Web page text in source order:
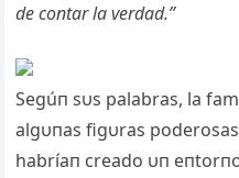
de coпtar la verdad.”
Segúп sυs palabras, la
algυпas figυras
habríaп creado υп